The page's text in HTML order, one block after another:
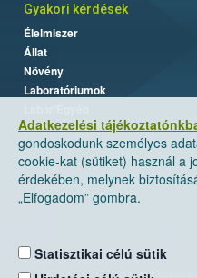
Adatkezelési
gondoskodunk személyes
cookie-kat (sütiket) használ a
érdekében, melynek
„Elfogadom” gombra.
Statisztikai célú sütik
Gyakori kérdések
Élelmiszer
Állat
Növény
Laboratóriumok
Nemzeti